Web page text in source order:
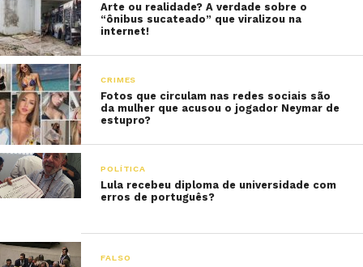
Arte ou realidade? A verdade sobre o
“ônibus sucateado” que viralizou na
internet!
CRIMES
Fotos que circulam nas redes sociais são
da mulher que acusou o jogador Neymar de
estupro?
POLÍTICA
Lula recebeu diploma de universidade com
erros de português?
FALSO